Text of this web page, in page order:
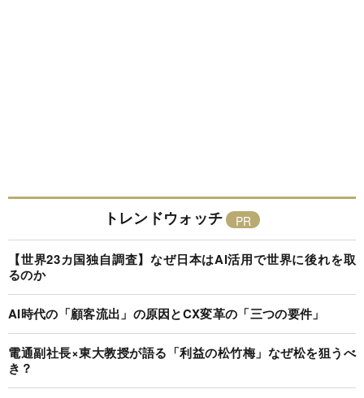
トレンドウォッチ
【世界23カ国独自調査】なぜ日本はAI活用で世界に後れを取
るのか
AI時代の「顧客流出」の原因とCX変革の「三つの要件」
電通副社長×東大教授が語る「利益の松竹梅」なぜ松を狙うべ
き？